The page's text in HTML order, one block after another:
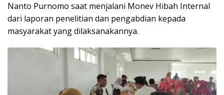
Nanto Purnomo saat menjalani Monev Hibah Internal
dari laporan penelitian dan pengabdian kepada
masyarakat yang dilaksanakannya.